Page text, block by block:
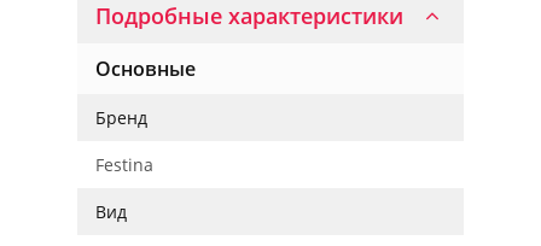
Подробные характеристики
Основные
Бренд
Festina
Вид